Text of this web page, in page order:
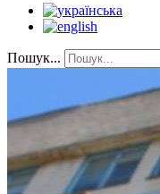
Пошук...